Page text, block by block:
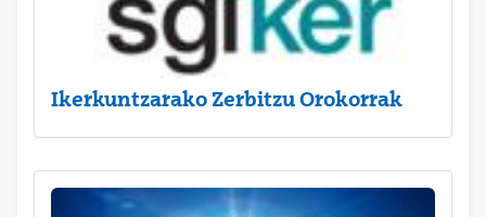
Ikerkuntzarako Zerbitzu Orokorrak